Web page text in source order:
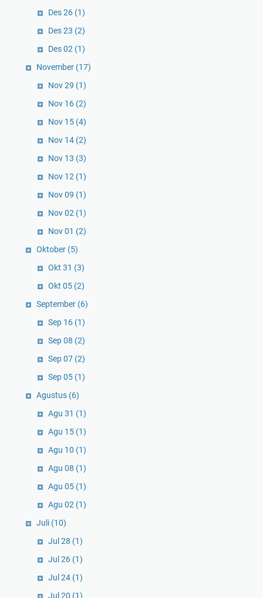
Des 26 (1)
Des 23 (2)
Des 02 (1)
November (17)
Nov 29 (1)
Nov 16 (2)
Nov 15 (4)
Nov 14 (2)
Nov 13 (3)
Nov 12 (1)
Nov 09 (1)
Nov 02 (1)
Nov 01 (2)
Oktober (5)
Okt 31 (3)
Okt 05 (2)
September (6)
Sep 16 (1)
Sep 08 (2)
Sep 07 (2)
Sep 05 (1)
Agustus (6)
Agu 31 (1)
Agu 15 (1)
Agu 10 (1)
Agu 08 (1)
Agu 05 (1)
Agu 02 (1)
Juli (10)
Jul 28 (1)
Jul 26 (1)
Jul 24 (1)
Jul 20 (1)